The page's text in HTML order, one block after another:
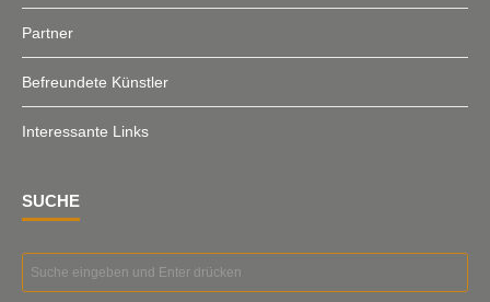
Partner
Befreundete Künstler
Interessante Links
SUCHE